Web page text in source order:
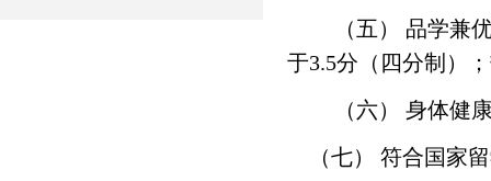
（五） 品学兼
于3.5分（四分制）
（六） 身体健
（七） 符合国家